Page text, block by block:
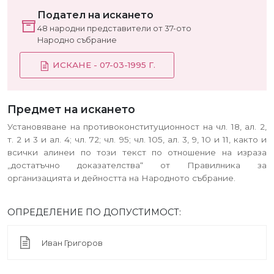
Подател на искането
48 народни представители от 37-ото
Народно събрание
ИСКАНЕ - 07-03-1995 Г.
Предмет на искането
Установяване на противоконституционност на чл. 18, ал. 2,
т. 2 и 3 и ал. 4; чл. 72; чл. 95; чл. 105, ал. 3, 9, 10 и 11, както и
всички алинеи по този текст по отношение на израза
„достатъчно доказателства“ от Правилника за
организацията и дейността на Народното събрание.
ОПРЕДЕЛЕНИЕ ПО ДОПУСТИМОСТ:
Иван Григоров